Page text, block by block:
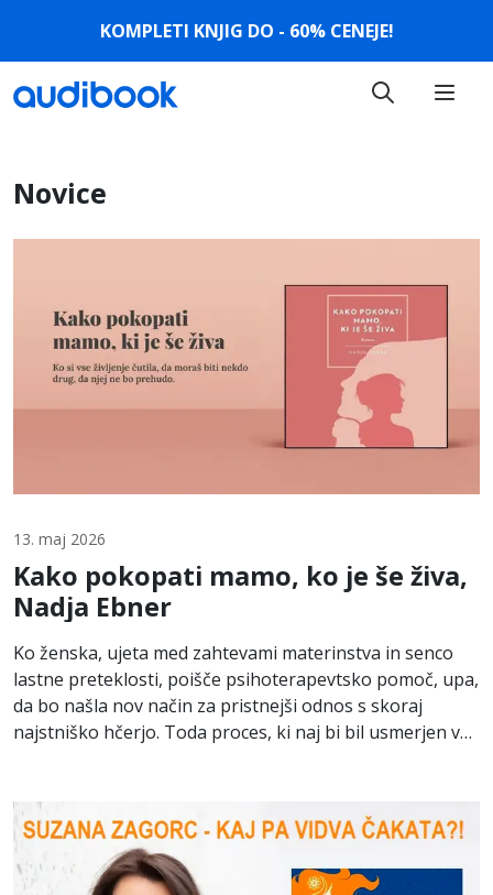
KOMPLETI KNJIG DO - 60% CENEJE!
Novice
13. maj 2026
Kako pokopati mamo, ko je še živa,
Nadja Ebner
Ko ženska, ujeta med zahtevami materinstva in senco
lastne preteklosti, poišče psihoterapevtsko pomoč, upa,
da bo našla nov način za pristnejši odnos s skoraj
najstniško hčerjo. Toda proces, ki naj bi bil usmerjen v